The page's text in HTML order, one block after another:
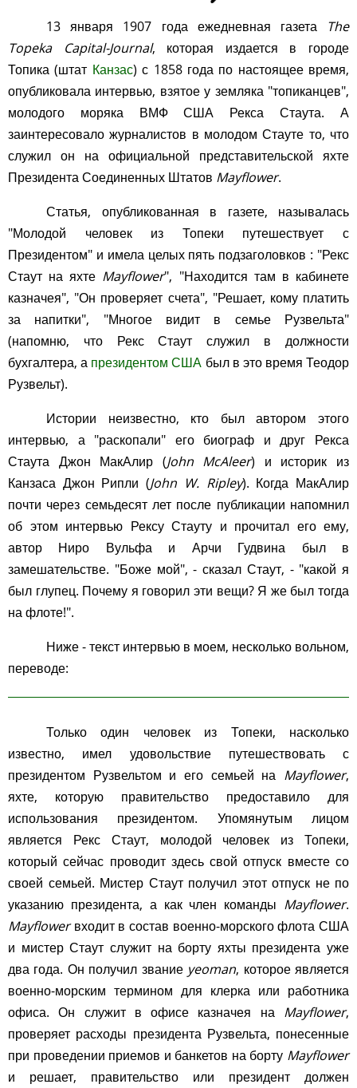
13 января 1907 года ежедневная газета The
Topeka Capital-Journal, которая издается в городе
Топика (штат Канзас) с 1858 года по настоящее время,
опубликовала интервью, взятое у земляка "топиканцев",
молодого моряка ВМФ США Рекса Стаута. А
заинтересовало журналистов в молодом Стауте то, что
служил он на официальной представительской яхте
Президента Соединенных Штатов Mayflower.
Статья, опубликованная в газете, называлась
"Молодой человек из Топеки путешествует с
Президентом" и имела целых пять подзаголовков : "Рекс
Стаут на яхте Mayflower", "Находится там в кабинете
казначея", "Он проверяет счета", "Решает, кому платить
за напитки", "Многое видит в семье Рузвельта"
(напомню, что Рекс Стаут служил в должности
бухгалтера, а президентом США был в это время Теодор
Рузвельт).
Истории неизвестно, кто был автором этого
интервью, а "раскопали" его биограф и друг Рекса
Стаута Джон МакАлир (John McAleer) и историк из
Канзаса Джон Рипли (John W. Ripley). Когда МакАлир
почти через семьдесят лет после публикации напомнил
об этом интервью Рексу Стауту и прочитал его ему,
автор Ниро Вульфа и Арчи Гудвина был в
замешательстве. "Боже мой", - сказал Стаут, - "какой я
был глупец. Почему я говорил эти вещи? Я же был тогда
на флоте!".
Ниже - текст интервью в моем, несколько вольном,
переводе:
Только один человек из Топеки, насколько
известно, имел удовольствие путешествовать с
президентом Рузвельтом и его семьей на Mayflower,
яхте, которую правительство предоставило для
использования президентом. Упомянутым лицом
является Рекс Стаут, молодой человек из Топеки,
который сейчас проводит здесь свой отпуск вместе со
своей семьей. Мистер Стаут получил этот отпуск не по
указанию президента, а как член команды Mayflower.
Mayflowerвходит в состав военно-морского флота США
и мистер Стаут служит на борту яхты президента уже
два года. Он получил звание yeoman, которое является
военно-морским термином для клерка или работника
офиса. Он служит в офисе казначея на Mayflower,
проверяет расходы президента Рузвельта, понесенные
при проведении приемов и банкетов на борту Mayflower
и решает, правительство или президент должен